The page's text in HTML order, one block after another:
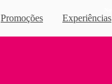
Promoções Experiências